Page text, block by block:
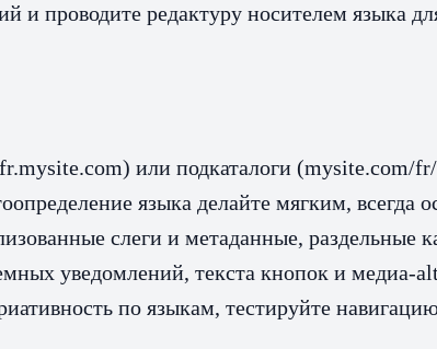
и проводите редактуру носителем языка
или подкаталоги (mysite.com/
языка делайте мягким, всегда
слеги и метаданные, раздельные
уведомлений, текста кнопок и медиа-
по языкам, тестируйте